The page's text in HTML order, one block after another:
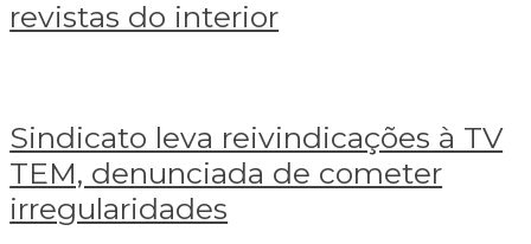
de
jornais
revistas do interior
leva
reivindicações
à
TV
TEM,
denunciada
Sindicato leva reivindicações à TV
TEM, denunciada de cometer
irregularidades